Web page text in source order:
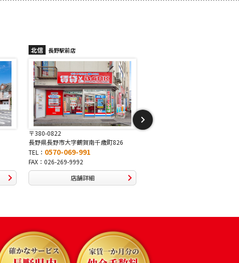
北信 長野稲里店
〒381-2243
長野県長野市稲里1-5-25
TEL： 0570-067-878
FAX：026-286-7888
店舗詳細